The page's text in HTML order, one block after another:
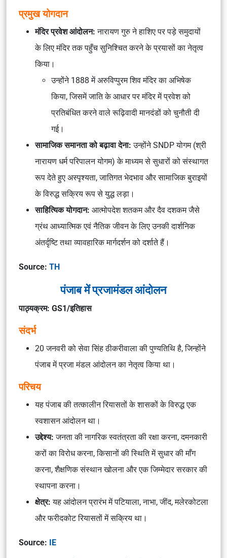
प्रमुख योगदान
मंदिर प्रवेश आंदोलन:नारायण गुरु ने हाशिए पर पड़े समुदायों
के लिए मंदिर तक पहुँच सुनिश्चित करने के प्रयासों का नेतृत्व
किया।
उन्होंने 1888 में अरुविप्पुरम शिव मंदिर का अभिषेक
किया, जिसमें जाति के आधार पर मंदिर में प्रवेश को
प्रतिबंधित करने वाले रूढ़िवादी मानदंडों को चुनौती दी
गई।
सामाजिक समानता को बढ़ावा देना:उन्होंने SNDP योगम (श्री
नारायण धर्म परिपालन योगम) के माध्यम से सुधारों को संस्थागत
रूप देते हुए अस्पृश्यता, जातिगत भेदभाव और सामाजिक बुराइयों
के विरुद्ध सक्रिय रूप से युद्ध लड़ा।
साहित्यिक योगदान: आत्मोपदेश शतकम और दैव दशकम जैसे
ग्रंथ आध्यात्मिक एवं नैतिक जीवन के लिए उनकी दार्शनिक
अंतर्दृष्टि तथा व्यावहारिक मार्गदर्शन को दर्शाते हैं।
Source: TH
पंजाब में प्रजामंडल आंदोलन
पाठ्यक्रम: GS1/इतिहास
संदर्भ
20 जनवरी को सेवा सिंह ठीकरीवाला की पुण्यतिथि है, जिन्होंने
पंजाब में प्रजा मंडल आंदोलन का नेतृत्व किया था।
परिचय
यह पंजाब की तत्कालीन रियासतों के शासकों के विरुद्ध एक
स्वशासन आंदोलन था।
उद्देश्य: जनता की नागरिक स्वतंत्रता की रक्षा करना, दमनकारी
करों का विरोध करना, किसानों की स्थिति में सुधार की माँग
करना, शैक्षणिक संस्थान खोलना और एक जिम्मेदार सरकार की
स्थापना करना।
क्षेत्र:यह आंदोलन प्रारंभ में पटियाला, नाभा, जींद, मलेरकोटला
और फरीदकोट रियासतों में सक्रिय था।
Source: IE